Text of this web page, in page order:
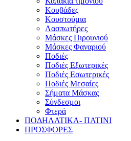
Κουβάδες
Κουστούμια
Λασπωτήρες
Μάσκες Πιρουνιού
Μάσκες Φαναριού
Ποδιές
Ποδιές Εξωτερικές
Ποδιές Εσωτερικές
Ποδιές Μεσαίες
Σήματα Μάσκας
Σύνδεσμοι
Φτερά
ΠΟΔΗΛΑΤΙΚΑ- ΠΑΤΙΝΙ
ΠΡΟΣΦΟΡΕΣ